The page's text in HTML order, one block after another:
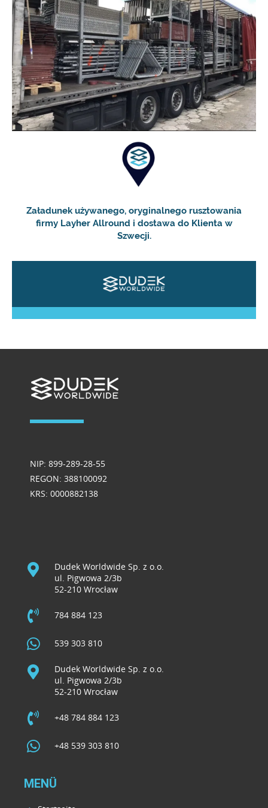
Załadunek używanego, oryginalnego rusztowania
firmy Layher Allround i dostawa do Klienta w
Szwecji.
NIP: 899-289-28-55
REGON: 388100092
KRS: 0000882138
Dudek Worldwide Sp. z o.o.
ul. Pigwowa 2/3b
52-210 Wrocław
784 884 123
539 303 810
Dudek Worldwide Sp. z o.o.
ul. Pigwowa 2/3b
52-210 Wrocław
+48 784 884 123
+48 539 303 810
MENÜ